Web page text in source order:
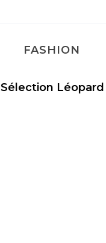
FASHION
Sélection Léopard